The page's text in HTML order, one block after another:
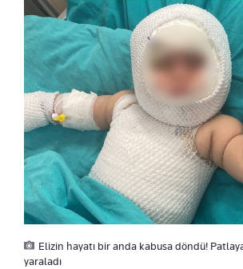
Elizin hayatı bir anda kabusa döndü!
yaraladı